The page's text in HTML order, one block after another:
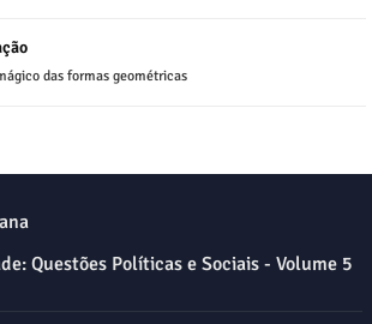
das formas geométricas
Questões Políticas e Sociais - Volume 5